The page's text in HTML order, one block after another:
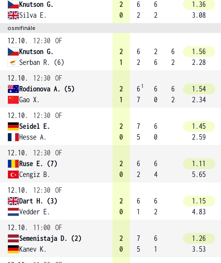
Knutson G.
Silva E.
2
0
6
2
6
2
1.36
3.08
osmifinále
12.10. 12:30 OF
Knutson G.
Serban R. (6)
2
1
6
2
2
6
6
2
1.56
2.28
12.10.
12:30 OF
Rodionova A. (5)
Gao X.
2
1
6 1
7
6
0
6
2
1.54
2.34
12.10.
12:30 OF
Seidel E.
Hesse A.
2
0
7
5
6
0
1.45
2.59
12.10.
12:30 OF
Ruse E. (7)
Cengiz B.
2
0
6
2
6
4
1.11
5.65
12.10.
12:30 OF
Dart H. (3)
Vedder E.
2
0
6
1
6
2
1.15
4.83
12.10.
11:00 OF
Semenistaja D. (2)
Kanev K.
2
0
7
5
6
1
1.26
3.53